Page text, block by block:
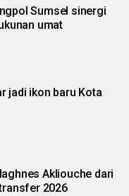
Sumsel sinergi
umat
jadi ikon baru Kota
Akliouche dari
2026